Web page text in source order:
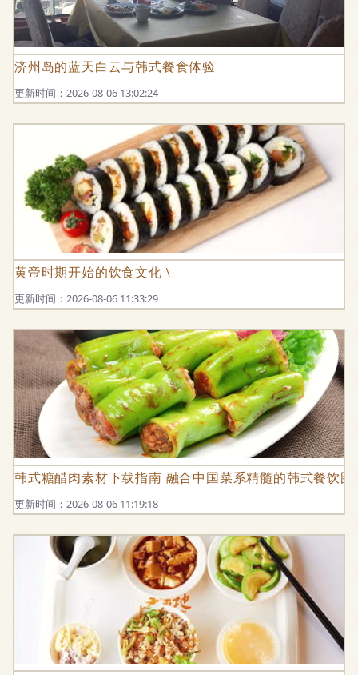
济州岛的蓝天白云与韩式餐食体验
更新时间：2026-08-06 13:02:24
黄帝时期开始的饮食文化 \
更新时间：2026-08-06 11:33:29
韩式糖醋肉素材下载指南 融合中国菜系精髓的韩式餐饮图
更新时间：2026-08-06 11:19:18